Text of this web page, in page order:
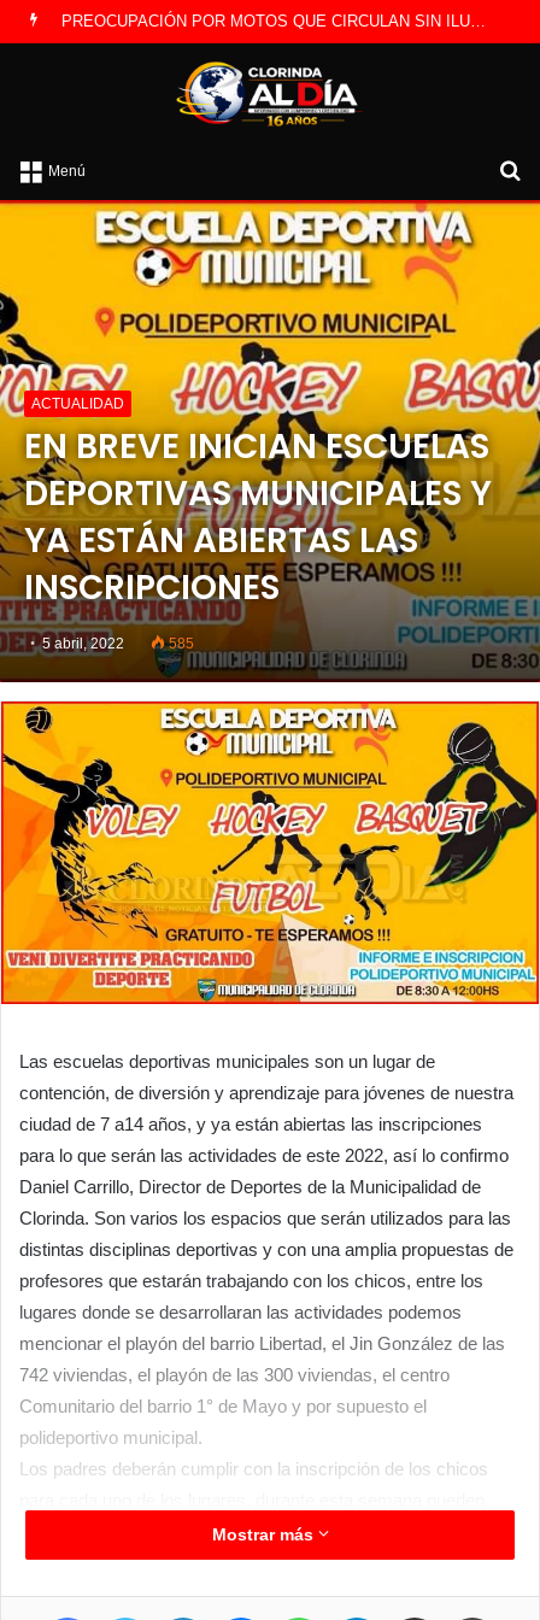
PREOCUPACIÓN POR MOTOS QUE CIRCULAN SIN ILUMINACIÓN
Menú
ACTUALIDAD
EN BREVE INICIAN ESCUELAS
DEPORTIVAS MUNICIPALES Y
YA ESTÁN ABIERTAS LAS
INSCRIPCIONES
5 abril, 2022 585
Las escuelas deportivas municipales son un lugar de
contención, de diversión y aprendizaje para jóvenes de nuestra
ciudad de 7 a14 años, y ya están abiertas las inscripciones
para lo que serán las actividades de este 2022, así lo confirmo
Daniel Carrillo, Director de Deportes de la Municipalidad de
Clorinda. Son varios los espacios que serán utilizados para las
distintas disciplinas deportivas y con una amplia propuestas de
profesores que estarán trabajando con los chicos, entre los
lugares donde se desarrollaran las actividades podemos
mencionar el playón del barrio Libertad, el Jin González de las
742 viviendas, el playón de las 300 viviendas, el centro
Comunitario del barrio 1° de Mayo y por supuesto el
polideportivo municipal.
Los padres deberán cumplir con la inscripción de los chicos
hacerlo en el polideportivo municipal en el horario de 08:30 a 12
hs y luego cuando inicien las actividades la semana entrante lo
podrán hacer en los lugares de clases hasta completar los
Mostrar más
Facebook Twitter LinkedIn MessengerWhatsApp Telegram Compartir por correo electrónico